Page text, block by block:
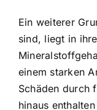
Ein weiterer
sind, liegt in
einem starken
Schäden durch
hinaus